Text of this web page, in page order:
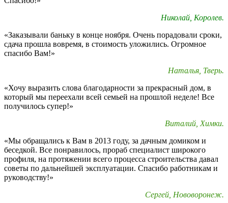
Николай, Королев.
«Заказывали баньку в конце ноября. Очень порадовали сроки,
сдача прошла вовремя, в стоимость уложились. Огромное
спасибо Вам!»
Наталья, Тверь.
«Хочу выразить слова благодарности за прекрасный дом, в
который мы переехали всей семьей на прошлой неделе! Все
получилось супер!»
Виталий, Химки.
«Мы обращались к Вам в 2013 году, за дачным домиком и
беседкой. Все понравилось, прораб специалист широкого
профиля, на протяжении всего процесса строительства давал
советы по дальнейшей эксплуатации. Спасибо работникам и
руководству!»
Сергей, Нововоронеж.